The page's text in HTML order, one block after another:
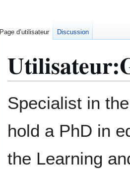
Utilisateur:
à
navigation
à
recherche
Specialist in
hold a PhD in
the Learning
Page d’utilisateur Discussion